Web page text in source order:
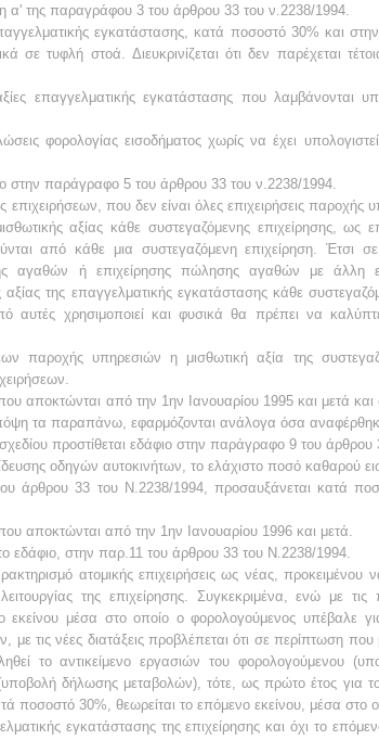
α' της παραγράφου 3 του άρθρου 33 του ν.2238/1994
εγκατάστασης, κατά ποσοστό 30% και στην
σε τυφλή στοά. Διευκρινίζεται ότι δεν παρέχεται
επαγγελματικής εγκατάστασης που λαμβάνονται
φορολογίας εισοδήματος χωρίς να έχει
στην παράγραφο 5 του άρθρου 33 του ν.2238/1994.
επιχειρήσεων, που δεν είναι όλες επιχειρήσεις παροχής
αξίας κάθε συστεγαζόμενης επιχείρησης, ως
από κάθε μια συστεγαζόμενη επιχείρηση. Έτσι σε
αγαθών ή επιχείρησης πώλησης αγαθών με άλλη
αξίας της επαγγελματικής εγκατάστασης κάθε
αυτές χρησιμοποιεί και φυσικά θα πρέπει να
παροχής
υπηρεσιών η μισθωτική αξία της
αποκτώνται από την 1ην Ιανουαρίου 1995 και μετά και
τα παραπάνω, εφαρμόζονται ανάλογα όσα
προστίθεται εδάφιο στην παράγραφο 9 του άρθρου
οδηγών αυτοκινήτων, το ελάχιστο ποσό καθαρού
άρθρου 33 του Ν.2238/1994, προσαυξάνεται κατά
αποκτώνται από την 1ην Ιανουαρίου 1996 και μετά.
εδάφιο, στην παρ.11 του άρθρου 33 του Ν.2238/1994.
ατομικής επιχειρήσεις ως νέας, προκειμένου
λειτουργίας της επιχείρησης. Συγκεκριμένα, ενώ με τις
εκείνου μέσα στο οποίο ο φορολογούμενος υπέβαλε
με τις νέες διατάξεις προβλέπεται ότι σε περίπτωση που
το αντικείμενο εργασιών του φορολογούμενου
δήλωσης μεταβολών), τότε, ως πρώτο έτος για
ποσοστό 30%, θεωρείται το επόμενο εκείνου, μέσα στο
εγκατάστασης της επιχείρησης και όχι το